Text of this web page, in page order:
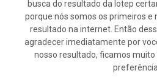
busca do resultado da lotep
porque nós somos os primeiros e
resultado na internet. Então
agradecer imediatamente por
nosso resultado, ficamos
preferência.